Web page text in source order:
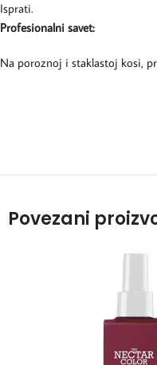
Isprati.
Profesionalni savet:
Na poroznoj i staklastoj kosi,
Povezani